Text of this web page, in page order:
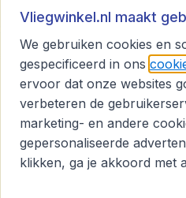
toeslagen, excl. € 29,90
Vliegwinkel.nl maakt
We gebruiken cookies en
gespecificeerd in ons
ervoor dat onze websites
verbeteren de
marketing- en andere
gepersonaliseerde
klikken, ga je akkoord met